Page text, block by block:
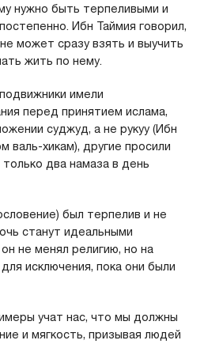
нужно быть терпеливыми и
Ибн Таймия говорил,
может сразу взять и выучить
жить по нему.
имели
перед принятием ислама,
суджуд, а не рукуу (Ибн
валь-хикам), другие просили
два намаза в день
был терпелив и не
станут идеальными
не менял религию, но на
исключения, пока они были
учат нас, что мы должны
и мягкость, призывая людей